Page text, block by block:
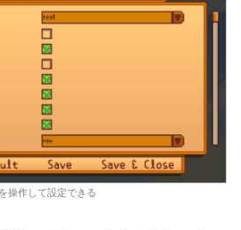
操作して設定できる